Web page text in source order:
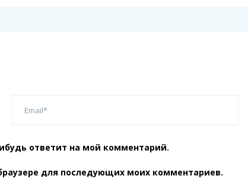
ответит на мой комментарий.
для последующих моих комментариев.